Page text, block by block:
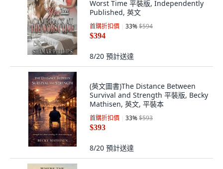
Worst Time 平裝版, Independently
Published, 英文
首購折扣價 33%$594
$394
8/20 預計送達
(英文圖書)The Distance Between
Survival and Strength 平裝版, Becky
Mathisen, 英文, 平裝本
首購折扣價 33%$593
$393
8/20 預計送達